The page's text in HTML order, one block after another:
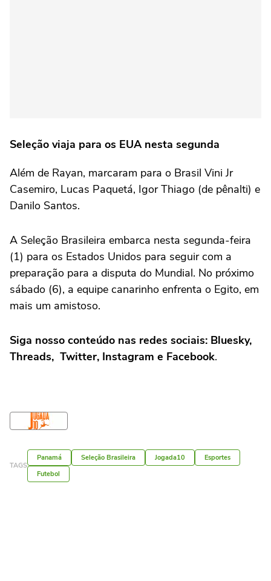
Seleção viaja para os EUA nesta segunda
Além de Rayan, marcaram para o Brasil Vini Jr
Casemiro, Lucas Paquetá, Igor Thiago (de pênalti) e
Danilo Santos.
A Seleção Brasileira embarca nesta segunda-feira
(1) para os Estados Unidos para seguir com a
preparação para a disputa do Mundial. No próximo
sábado (6), a equipe canarinho enfrenta o Egito, em
mais um amistoso.
Siga nosso conteúdo nas redes sociais: Bluesky,
Threads, Twitter, Instagram e Facebook.
TAGS
Panamá Seleção Brasileira Jogada10
Esportes
Futebol